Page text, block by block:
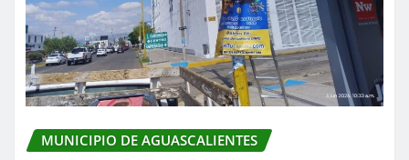
MUNICIPIO DE AGUASCALIENTES